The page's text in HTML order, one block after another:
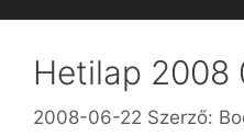
Hetilap 2008
2008-06-22 Szerző: